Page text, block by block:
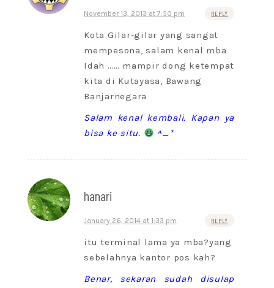
November 13, 2013 at 7:50 pm REPLY
Kota Gilar-gilar yang sangat
mempesona, salam kenal mba
Idah …… mampir dong ketempat
kita di Kutayasa, Bawang
Banjarnegara
Salam kenal kembali. Kapan ya
bisa ke situ.
^_*
hanari
January 26, 2014 at 1:33 pm REPLY
itu terminal lama ya mba?yang
sebelahnya kantor pos kah?
Benar, sekaran sudah disulap